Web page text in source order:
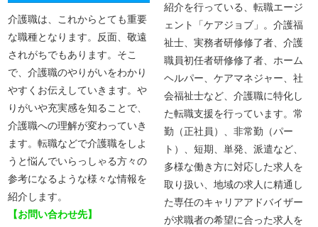
紹介を行っている、転職エージ
ェント「ケアジョブ」。介護福
祉士、実務者研修修了者、介護
職員初任者研修修了者、ホーム
ヘルパー、ケアマネジャー、社
会福祉士など、介護職に特化し
た転職支援を行っています。常
勤（正社員）、非常勤（パー
ト）、短期、単発、派遣など、
多様な働き方に対応した求人を
取り扱い、地域の求人に精通し
た専任のキャリアアドバイザー
が求職者の希望に合った求人を
介護職は、これからとても重要
な職種となります。反面、敬遠
されがちでもあります。そこ
で、介護職のやりがいをわかり
やすくお伝えしていきます。や
りがいや充実感を知ることで、
介護職への理解が変わっていき
ます。転職などで介護職をしよ
うと悩んでいらっしゃる方々の
参考になるような様々な情報を
紹介します。
【お問い合わせ先】